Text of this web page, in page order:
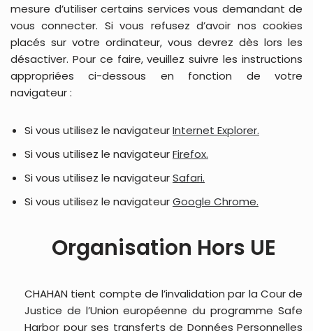
mesure d’utiliser certains services vous demandant de
vous connecter. Si vous refusez d’avoir nos cookies
placés sur votre ordinateur, vous devrez dès lors les
désactiver. Pour ce faire, veuillez suivre les instructions
appropriées ci-dessous en fonction de votre
navigateur :
Si vous utilisez le navigateurInternet Explorer.
Si vous utilisez le navigateurFirefox.
Si vous utilisez le navigateurSafari.
Si vous utilisez le navigateurGoogle Chrome.
Organisation Hors UE
CHAHAN tient compte de l’invalidation par la Cour de
Justice de l’Union européenne du programme Safe
Harbor pour ses transferts de Données Personnelles